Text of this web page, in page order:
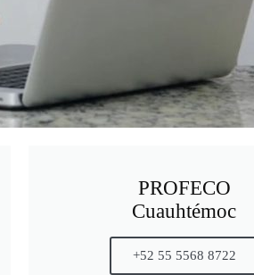
PROFECO
Cuauhtémoc
+52 55 5568 8722